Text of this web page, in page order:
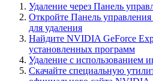
Удаление через Панель
Откройте Панель
для удаления
Найдите NVIDIA GeForce
установленных программ
Удаление с использованием
Скачайте специальную